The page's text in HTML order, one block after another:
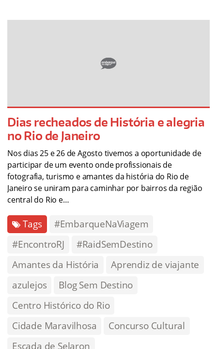
Dias recheados de História e alegria
no Rio de Janeiro
Nos dias 25 e 26 de Agosto tivemos a oportunidade de
participar de um evento onde profissionais de
fotografia, turismo e amantes da história do Rio de
Janeiro se uniram para caminhar por bairros da região
central do Rio e…
Tags
#EmbarqueNaViagem
#EncontroRJ
#RaidSemDestino
Amantes da História
Aprendiz de viajante
azulejos
Blog Sem Destino
Centro Histórico do Rio
Cidade Maravilhosa
Concurso Cultural
Escada de Selaron